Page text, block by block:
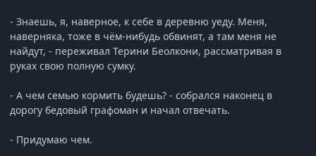
- Знаешь, я, наверное, к себе в деревню уеду. Меня,
наверняка, тоже в чём-нибудь обвинят, а там меня не
найдут, - переживал Терини Беолкони, рассматривая в
руках свою полную сумку.
- А чем семью кормить будешь? - собрался наконец в
дорогу бедовый графоман и начал отвечать.
- Придумаю чем.